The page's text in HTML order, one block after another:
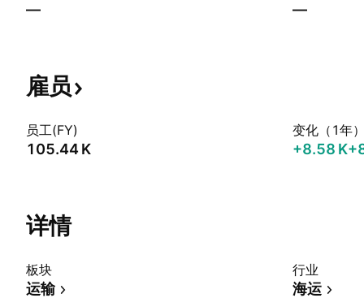
— —
雇员
员工(FY)
‪105.44 K‬
变化（1年
‪+8.58 K‬
详情
板块
运输
行业
海运